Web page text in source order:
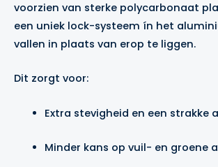
voorzien van sterke polycarbonaat
een uniek lock-systeem ín het
vallen in plaats van erop te liggen.
Dit zorgt voor:
Extra stevigheid en een strakke
Minder kans op vuil- en groene